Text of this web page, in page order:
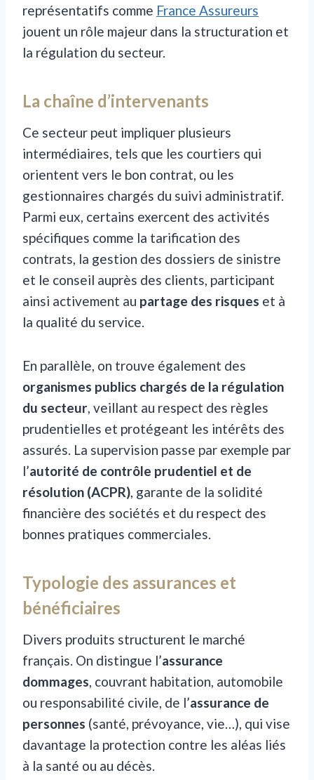
représentatifs comme France Assureurs
jouent un rôle majeur dans la structuration et
la régulation du secteur.
La chaîne d’intervenants
Ce secteur peut impliquer plusieurs
intermédiaires, tels que les courtiers qui
orientent vers le bon contrat, ou les
gestionnaires chargés du suivi administratif.
Parmi eux, certains exercent des activités
spécifiques comme la tarification des
contrats, la gestion des dossiers de sinistre
et le conseil auprès des clients, participant
ainsi activement au partage des risques et à
la qualité du service.
En parallèle, on trouve également des
organismes publics chargés de la régulation
du secteur, veillant au respect des règles
prudentielles et protégeant les intérêts des
assurés. La supervision passe par exemple par
l’autorité de contrôle prudentiel et de
résolution (ACPR), garante de la solidité
financière des sociétés et du respect des
bonnes pratiques commerciales.
Typologie des assurances et
bénéficiaires
Divers produits structurent le marché
français. On distingue l’assurance
dommages, couvrant habitation, automobile
ou responsabilité civile, de l’assurance de
personnes (santé, prévoyance, vie…), qui vise
davantage la protection contre les aléas liés
à la santé ou au décès.